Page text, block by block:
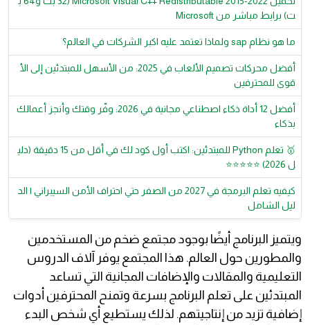
ت) برابط مباشر من Microsoft
ما هو نظام sap ولماذا تعتمد عليه اكبر الشركات في العالم؟
أفضل محركات تصميم الألعاب في 2025: من الأسهل للمبتدئين إلى الأ
قوى للمحترفين
أفضل 12 أداة ذكاء اصطناعي مجانية في 2026: وفّر وقتك وأنجز أعمالك
بذكاء
🥇 تعلم Python للمبتدئين: اكتب أول كود لك في أقل من 15 دقيقة (دلي
ل 2026) ⭐⭐⭐⭐⭐
كيفيه تعلم البرمجة في 2027 من الصفر حتي احتراف الأمن السيبراني | الد
ليل الشامل
ويتميز البرنامج أيضًا بوجود مجتمع ضخم من المستخدمين
والمطورين حول العالم. هذا المجتمع يوفر آلاف الدروس
التعليمية والمقالات والإضافات المجانية التي تساعد
المبتدئين على تعلم البرنامج بسرعة وتمنح المحترفين أدوات
إضافية تزيد من إنتاجيتهم. لذلك يستطيع أي شخص البدء